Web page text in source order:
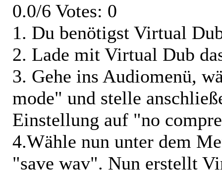
0.0/6 Votes: 0
1. Du benötigst Virtual
2. Lade mit Virtual Dub
3. Gehe ins Audiomenü,
mode" und stelle
Einstellung auf "no
4.Wähle nun unter dem
"save wav". Nun erstellt